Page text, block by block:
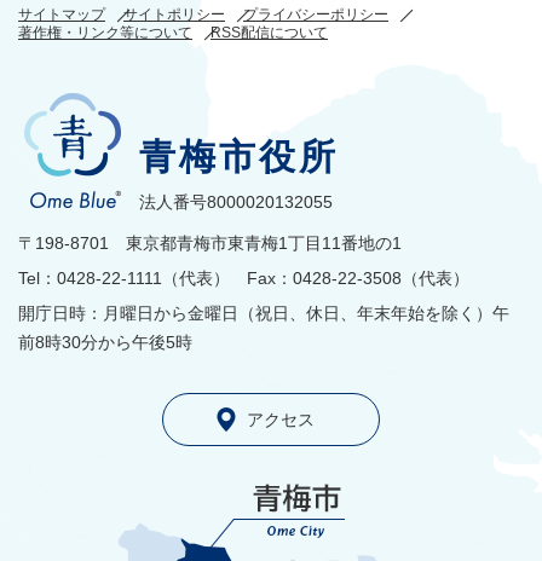
サイトマップ サイトポリシー
プライバシーポリシー
著作権・リンク等について
RSS配信について
青梅市役所
法人番号8000020132055
〒198-8701 東京都青梅市東青梅1丁目11番地の1
Tel：0428-22-1111（代表） Fax：0428-22-3508（代表）
開庁日時：月曜日から金曜日（祝日、休日、年末年始を除く）午
前8時30分から午後5時
アクセス